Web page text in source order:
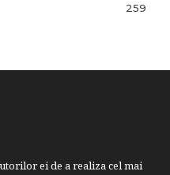
259
ei de a realiza cel mai